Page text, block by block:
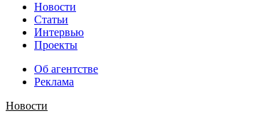
Новости
Статьи
Интервью
Проекты
Об агентстве
Реклама
Новости